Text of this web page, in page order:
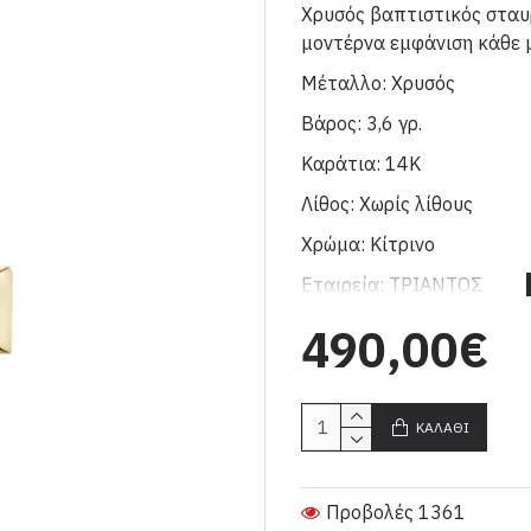
Χρυσός βαπτιστικός
μοντέρνα εμφάνιση
Μέταλλο: Χρυσός
Βάρος: 3,6 γρ.
Καράτια: 14Κ
Λίθος: Χωρίς λίθους
Χρώμα: Κίτρινο
Εταιρεία: ΤΡΙΑΝΤΟΣ
Προβολές 1361
490,00€
ΚΑΛΆΘΙ